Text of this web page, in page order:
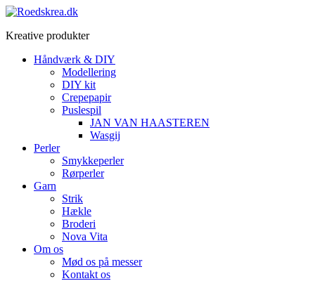
Videre
indhold
Kreative produkter
Håndværk & DIY
Modellering
DIY kit
Crepepapir
Puslespil
JAN VAN HAASTEREN
Wasgij
Perler
Smykkeperler
Rørperler
Garn
Strik
Hækle
Broderi
Nova Vita
Om os
Mød os på messer
Kontakt os